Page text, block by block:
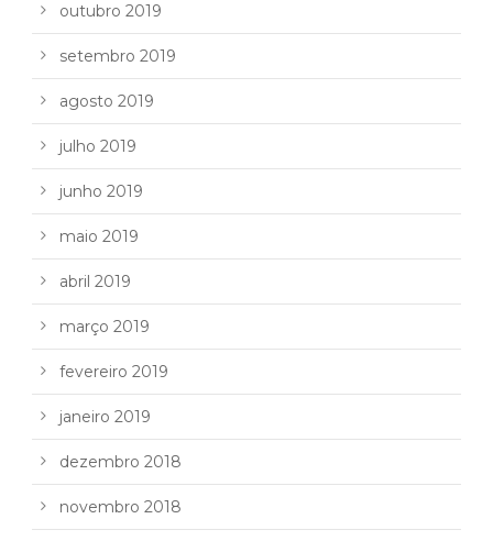
outubro 2019
setembro 2019
agosto 2019
julho 2019
junho 2019
maio 2019
abril 2019
março 2019
fevereiro 2019
janeiro 2019
dezembro 2018
novembro 2018